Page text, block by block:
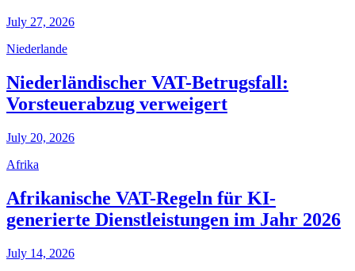
July 27, 2026
Niederlande
Niederländischer VAT-Betrugsfall:
Vorsteuerabzug verweigert
July 20, 2026
Afrika
Afrikanische VAT-Regeln für KI-
generierte Dienstleistungen im Jahr 2026
July 14, 2026